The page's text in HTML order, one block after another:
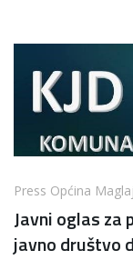
Press Općina
Javni oglas za
javno društvo